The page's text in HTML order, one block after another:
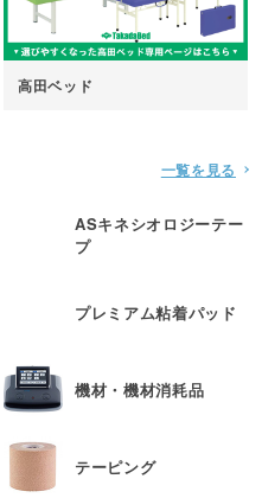
高田ベッド
一覧を見る
ASキネシオロジーテー
プ
プレミアム粘着パッド
機材・機材消耗品
テーピング